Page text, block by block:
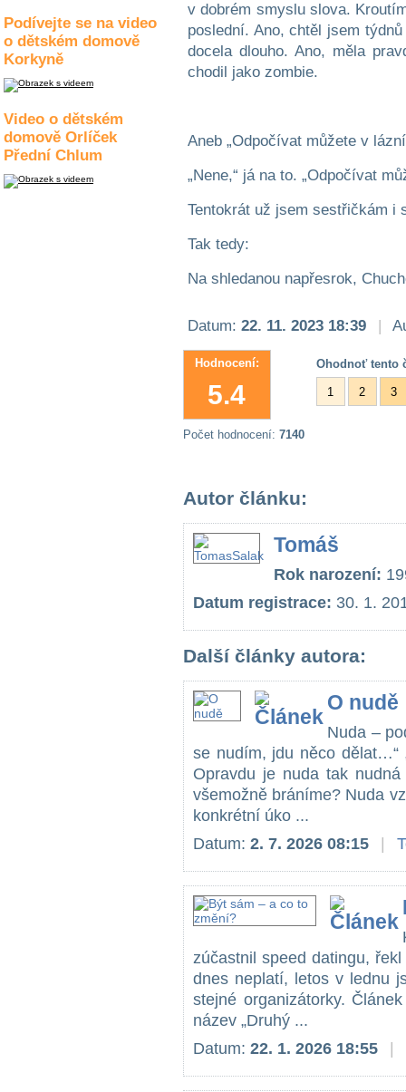
Podívejte se na video
o dětském domově
Korkyně
Video o dětském
domově Orlíček
Přední Chlum
v dobrém smyslu slova.
poslední. Ano, chtěl jsem
docela dlouho. Ano, měla
chodil jako zombie.
Aneb „Odpočívat můžete v
„Nene,“ já na to. „Odpočívat
Tentokrát už jsem sestřičkám i
Tak tedy:
Na shledanou napřesrok,
Datum: 22. 11. 2023 18:39 |
Hodnocení:
5.4
Ohodnoť tento
1 2 3
Počet hodnocení: 7140
Autor článku:
Tomáš
Rok narození:
Datum registrace: 30. 1.
Další články autora:
O nudě
Nuda –
se nudím, jdu něco dělat…“
Opravdu je nuda tak
všemožně bráníme? Nuda
konkrétní úko ...
Datum: 2. 7. 2026 08:15
zúčastnil speed datingu,
dnes neplatí, letos v lednu
stejné organizátorky.
název „Druhý ...
Datum: 22. 1. 2026 18:55